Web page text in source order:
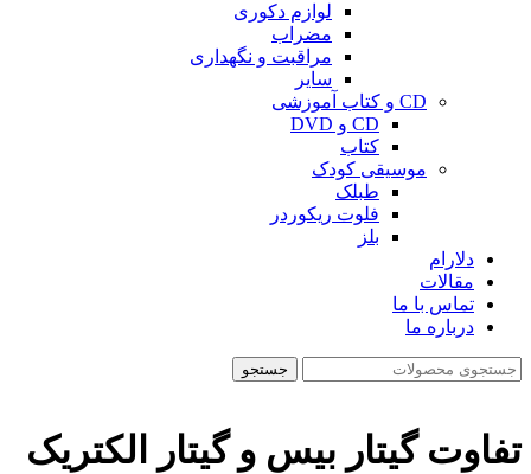
لوازم دکوری
مضراب
مراقبت و نگهداری
سایر
CD و کتاب آموزشی
CD و DVD
کتاب
موسیقی کودک
طبلک
فلوت ریکوردر
بلز
دلارام
مقالات
تماس با ما
درباره ما
جستجو
تفاوت گیتار بیس و گیتار الکتریک